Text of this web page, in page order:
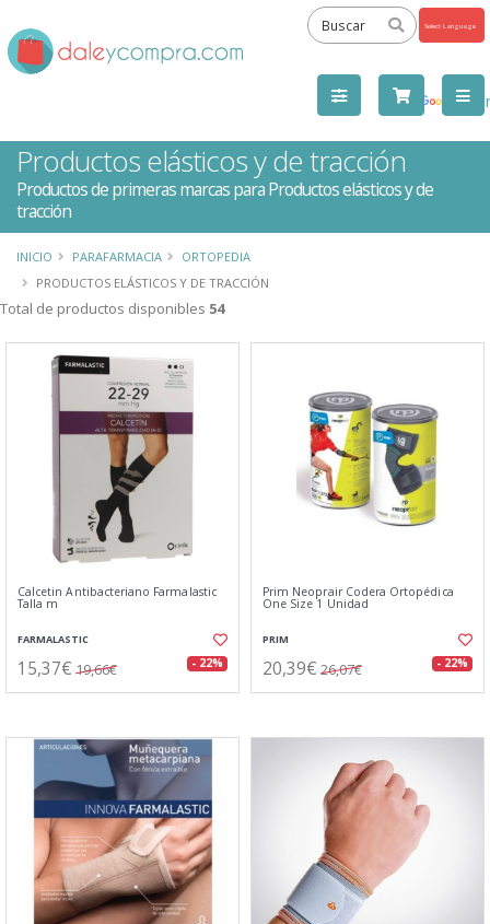
by
Productos elásticos y de tracción
Productos de primeras marcas para Productos elásticos y de
tracción
INICIO PARAFARMACIA
ORTOPEDIA
PRODUCTOS ELÁSTICOS Y DE TRACCIÓN
Total de productos disponibles 54
Calcetin Antibacteriano Farmalastic
Talla m
FARMALASTIC
15,37€ 19,66€ - 22%
Prim Neoprair Codera Ortopédica
One Size 1 Unidad
PRIM
20,39€ 26,07€ - 22%